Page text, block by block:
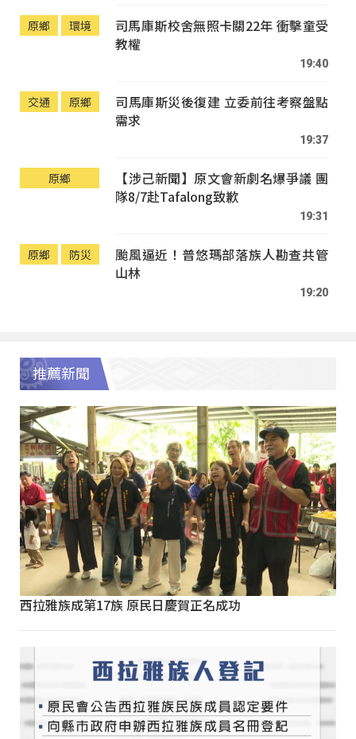
原鄉 環境
司馬庫斯校舍無照卡關22年 衝擊童受
教權
19:40
交通 原鄉
司馬庫斯災後復建 立委前往考察盤點
需求
19:37
原鄉
【涉己新聞】原文會新劇名爆爭議 團
隊8/7赴Tafalong致歉
19:31
原鄉 防災
颱風逼近！普悠瑪部落族人勘查共管
山林
19:20
推薦新聞
西拉雅族成第17族 原民日慶賀正名成功